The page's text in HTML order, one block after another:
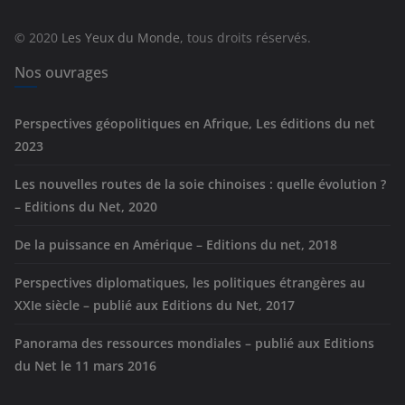
e
s
© 2020 Les Yeux du Monde, tous droits réservés.
Nos ouvrages
Perspectives géopolitiques en Afrique, Les éditions du net
2023
Les nouvelles routes de la soie chinoises : quelle évolution ?
– Editions du Net, 2020
De la puissance en Amérique – Editions du net, 2018
Perspectives diplomatiques, les politiques étrangères au
XXIe siècle – publié aux Editions du Net, 2017
Panorama des ressources mondiales – publié aux Editions
du Net le 11 mars 2016